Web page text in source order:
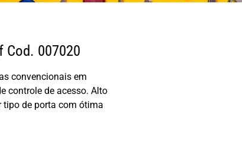
Cod. 007020
convencionais em
controle de acesso. Alto
tipo de porta com ótima